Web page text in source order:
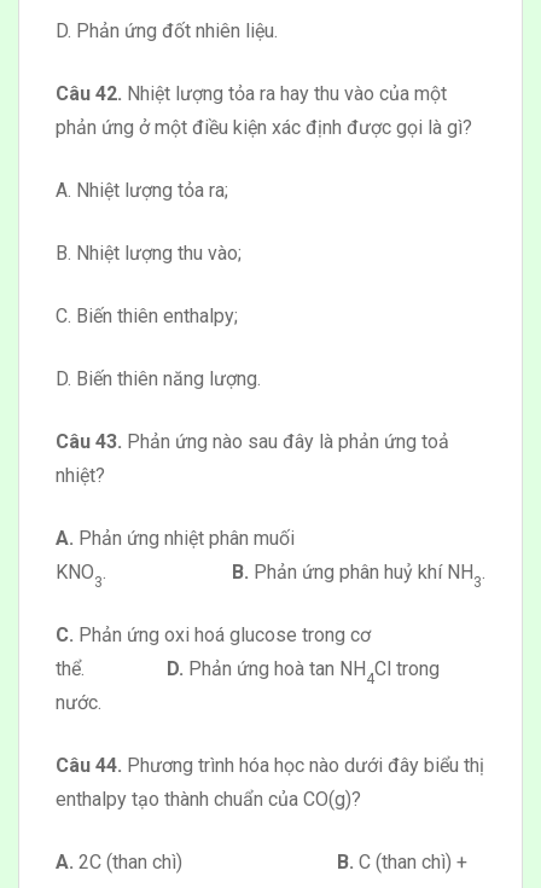
D. Phản ứng đốt nhiên liệu.
Câu 42. Nhiệt lượng tỏa ra hay thu vào của một
phản ứng ở một điều kiện xác định được gọi là gì?
A. Nhiệt lượng tỏa ra;
B. Nhiệt lượng thu vào;
C. Biến thiên enthalpy;
D. Biến thiên năng lượng.
Câu 43. Phản ứng nào sau đây là phản ứng toả
nhiệt?
A. Phản ứng nhiệt phân muối
KNO3. B. Phản ứng phân huỷ khí NH 3.
C. Phản ứng oxi hoá glucose trong cơ
thể. D. Phản ứng hoà tan NH 4Cl trong
nước.
Câu 44. Phương trình hóa học nào dưới đây biểu thị
enthalpy tạo thành chuẩn của CO(g)?
A. 2C (than chì) B. C (than chì) +